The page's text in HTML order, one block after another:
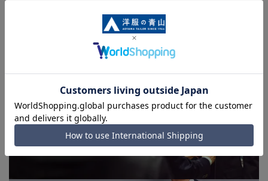
■お急ぎ発送のご注文につきましても、ご注文のタイミングに
よってはお急ぎ発送サービスを選択できない場合がございま